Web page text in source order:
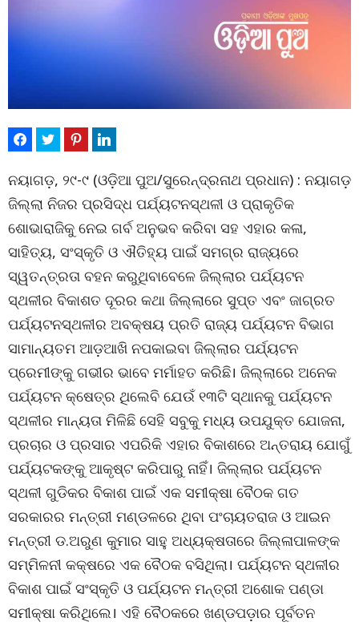
ନୟାଗଡ଼, ୨୯-୯ (ଓଡ଼ିଆ ପୁଅ/ସୁରେନ୍ଦ୍ରନାଥ ପ୍ରଧାନ) : ନୟାଗଡ଼
ଜିଲ୍ଲା ନିଜର ପ୍ରସିଦ୍ଧ ପର୍ଯ୍ୟଟନସ୍ଥଳୀ ଓ ପ୍ରାକୃତିକ
ଶୋଭାରାଜିକୁ ନେଇ ଗର୍ବ ଅନୁଭବ କରିବା ସହ ଏହାର କଳା,
ସାହିତ୍ୟ, ସଂସ୍କୃତି ଓ ଐତିହ୍ୟ ପାଇଁ ସମଗ୍ର ରାଜ୍ୟରେ
ସ୍ୱତନ୍ତ୍ରତା ବହନ କରୁଥିବାବେଳେ ଜିଲ୍ଲାର ପର୍ଯ୍ୟଟନ
ସ୍ଥଳୀର ବିକାଶତ ଦୂରର କଥା ଜିଲ୍ଲାରେ ସୁପ୍ତ ଏବଂ ଜାଗ୍ରତ
ପର୍ଯ୍ୟଟନସ୍ଥଳୀର ଅବକ୍ଷୟ ପ୍ରତି ରାଜ୍ୟ ପର୍ଯ୍ୟଟନ ବିଭାଗ
ସାମାନ୍ୟତମ ଆଡ଼ଆଖି ନପକାଇବା ଜିଲ୍ଲାର ପର୍ଯ୍ୟଟନ
ପ୍ରେମୀଙ୍କୁ ଗଭୀର ଭାବେ ମର୍ମାହତ କରିଛି। ଜିଲ୍ଲାରେ ଅନେକ
ପର୍ଯ୍ୟଟନ କ୍ଷେତ୍ର ଥିଲେବି ଯେଉଁ ୧୩ଟି ସ୍ଥାନକୁ ପର୍ଯ୍ୟଟନ
ସ୍ଥଳୀର ମାନ୍ୟତା ମିଳିଛି ସେହି ସବୁକୁ ମଧ୍ୟ ଉପଯୁକ୍ତ ଯୋଜନା,
ପ୍ରଚାର ଓ ପ୍ରସାର ଏପରିକି ଏହାର ବିକାଶରେ ଅନ୍ତରାୟ ଯୋଗୁଁ
ପର୍ଯ୍ୟଟକଙ୍କୁ ଆକୃଷ୍ଟ କରିପାରୁ ନାହିଁ। ଜିଲ୍ଲାର ପର୍ଯ୍ୟଟନ
ସ୍ଥଳୀ ଗୁଡିକର ବିକାଶ ପାଇଁ ଏକ ସମୀକ୍ଷା ବୈଠକ ଗତ
ସରକାରର ମନ୍ତ୍ରୀ ମଣ୍ଡଳରେ ଥିବା ପଂଚାୟତରାଜ ଓ ଆଇନ
ମନ୍ତ୍ରୀ ଡ.ଅରୁଣ କୁମାର ସାହୁ ଅଧ୍ୟକ୍ଷତାରେ ଜିଲ୍ଳାପାଳଙ୍କ
ସମ୍ମିଳନୀ କକ୍ଷରେ ଏକ ବୈଠକ ବସିଥିଲା। ପର୍ଯ୍ୟଟନ ସ୍ଥଳୀର
ବିକାଶ ପାଇଁ ସଂସ୍କୃତି ଓ ପର୍ଯ୍ୟଟନ ମନ୍ତ୍ରୀ ଅଶୋକ ପଣ୍ଡା
ସମୀକ୍ଷା କରିଥିଲେ। ଏହି ବୈଠକରେ ଖଣ୍ଡପଡ଼ାର ପୂର୍ବତନ